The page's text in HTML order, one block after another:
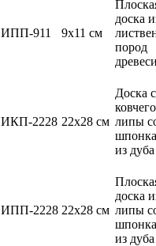
ИПП-911 9х11 см
доска
пород
ИКП-2228 22х28 см
Доска с
липы
из дуба
ИПП-2228 22х28 см
доска
липы
из дуба